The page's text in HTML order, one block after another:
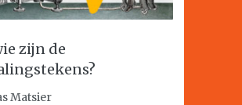
zijn de
Matsier